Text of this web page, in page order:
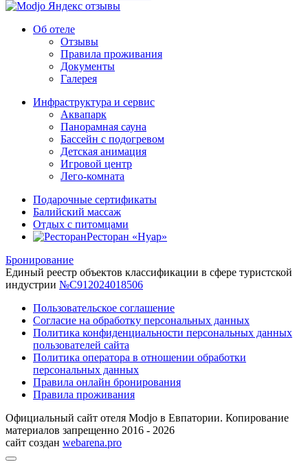
Об отеле
Отзывы
Правила проживания
Документы
Галерея
Инфраструктура и сервис
Аквапарк
Панорамная сауна
Бассейн с подогревом
Детская анимация
Игровой центр
Лего-комната
Подарочные сертификаты
Балийский массаж
Отдых с питомцами
Ресторан «Нуар»
Бронирование
Единый реестр объектов классификации в сфере туристской
индустрии №С912024018506
Пользовательское соглашение
Согласие на обработку персональных данных
Политика конфиденциальности персональных данных
пользователей сайта
Политика оператора в отношении обработки
персональных данных
Правила онлайн бронирования
Правила проживания
Официальный сайт отеля Modjo в Евпатории. Копирование
материалов запрещенно 2016 - 2026
сайт создан webarena.pro